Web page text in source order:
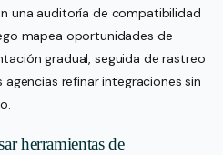
una auditoría de compatibilidad
mapea oportunidades de
gradual, seguida de rastreo
refinar integraciones sin
herramientas de